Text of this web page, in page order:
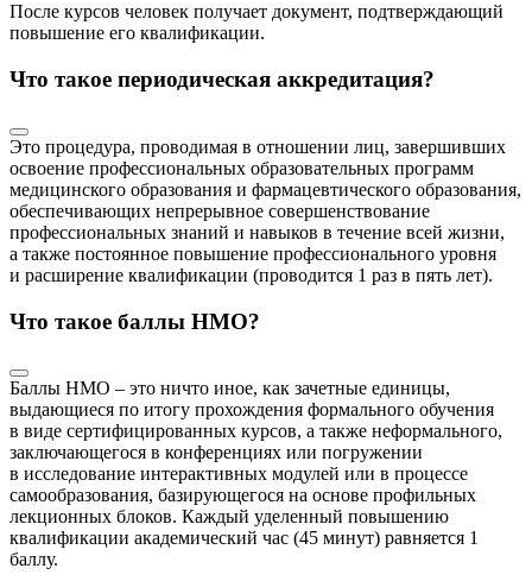
После курсов человек получает документ, подтверждающий
повышение его квалификации.
Что такое периодическая аккредитация?
Это процедура, проводимая в отношении лиц, завершивших
освоение профессиональных образовательных программ
медицинского образования и фармацевтического образования,
обеспечивающих непрерывное совершенствование
профессиональных знаний и навыков в течение всей жизни,
а также постоянное повышение профессионального уровня
и расширение квалификации (проводится 1 раз в пять лет).
Что такое баллы НМО?
Баллы НМО – это ничто иное, как зачетные единицы,
выдающиеся по итогу прохождения формального обучения
в виде сертифицированных курсов, а также неформального,
заключающегося в конференциях или погружении
в исследование интерактивных модулей или в процессе
самообразования, базирующегося на основе профильных
лекционных блоков. Каждый уделенный повышению
квалификации академический час (45 минут) равняется 1
баллу.